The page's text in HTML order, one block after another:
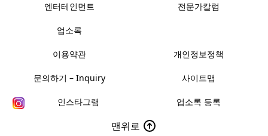
엔터테인먼트 전문가칼럼
업소록
이용약관 개인정보정책
문의하기 – Inquiry 사이트맵
인스타그램 업소록 등록
맨위로